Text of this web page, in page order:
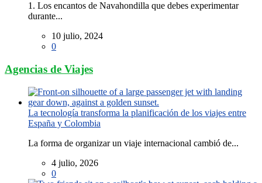
1. Los encantos de Navahondilla que debes experimentar
durante...
10 julio, 2024
0
Agencias de Viajes
La tecnología transforma la planificación de los viajes entre
España y Colombia
La forma de organizar un viaje internacional cambió de...
4 julio, 2026
0